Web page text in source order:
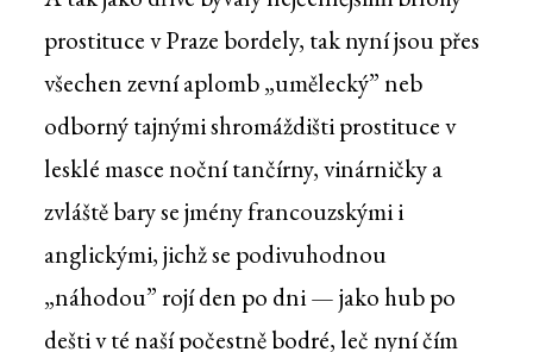
prostituce v Praze bordely, tak nyní jsou přes
všechen zevní aplomb „umělecký” neb
odborný tajnými shromáždišti prostituce v
lesklé masce noční tančírny, vinárničky a
zvláště bary se jmény francouzskými i
anglickými, jichž se podivuhodnou
„náhodou” rojí den po dni — jako hub po
dešti v té naší počestně bodré, leč nyní čím